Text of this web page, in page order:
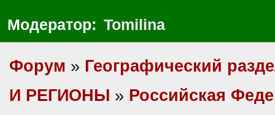
Модератор: Tomilina
Форум » Географический
И РЕГИОНЫ » Российская